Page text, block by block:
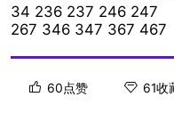
34 236 237 246 247
267 346 347 367 467
60点赞 61收